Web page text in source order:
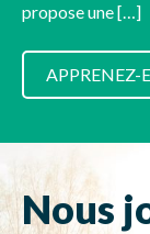
propose une […]
APPRENEZ-
Nous